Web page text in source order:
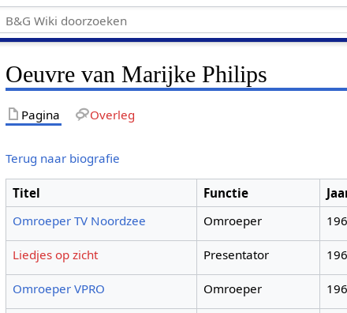
Oeuvre van Marijke Philips
Pagina Overleg
Terug naar biografie
Titel Functie
Omroeper TV Noordzee
Omroeper
Liedjes op zicht Presentator
Omroeper VPRO Omroeper